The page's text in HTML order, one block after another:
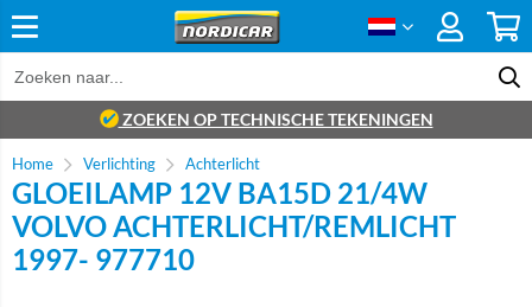
ZOEKEN OP TECHNISCHE TEKENINGEN
Home Verlichting Achterlicht
GLOEILAMP 12V BA15D 21/4W
VOLVO ACHTERLICHT/REMLICHT
1997- 977710